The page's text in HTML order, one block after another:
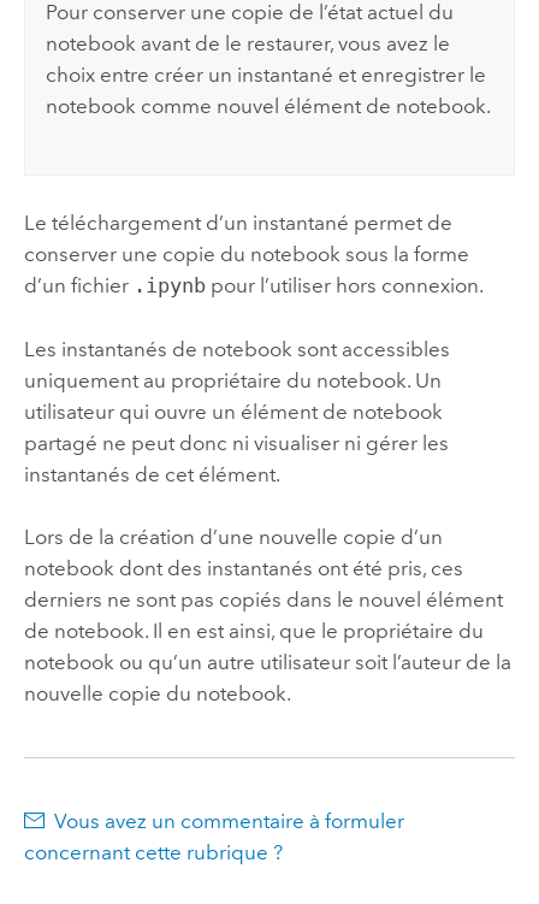
Pour conserver une copie de l’état actuel du
notebook avant de le restaurer, vous avez le
choix entre créer un instantané et enregistrer le
notebook comme nouvel élément de notebook.
Le téléchargement d’un instantané permet de
conserver une copie du notebook sous la forme
d’un fichier .ipynbpour l’utiliser hors connexion.
Les instantanés de notebook sont accessibles
uniquement au propriétaire du notebook. Un
utilisateur qui ouvre un élément de notebook
partagé ne peut donc ni visualiser ni gérer les
instantanés de cet élément.
Lors de la création d’une nouvelle copie d’un
notebook dont des instantanés ont été pris, ces
derniers ne sont pas copiés dans le nouvel élément
de notebook. Il en est ainsi, que le propriétaire du
notebook ou qu’un autre utilisateur soit l’auteur de la
nouvelle copie du notebook.
Vous avez un commentaire à formuler
concernant cette rubrique ?